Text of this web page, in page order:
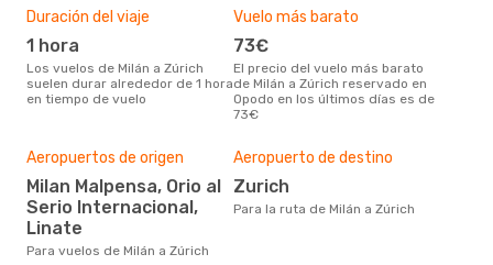
Duración del viaje
1 hora
Los vuelos de Milán a Zúrich
suelen durar alrededor de 1 hora
en tiempo de vuelo
Vuelo más barato
73€
El precio del vuelo más barato
de Milán a Zúrich reservado en
Opodo en los últimos días es de
73€
Aeropuertos de origen
Milan Malpensa, Orio al
Serio Internacional,
Linate
Para vuelos de Milán a Zúrich
Aeropuerto de destino
Zurich
Para la ruta de Milán a Zúrich